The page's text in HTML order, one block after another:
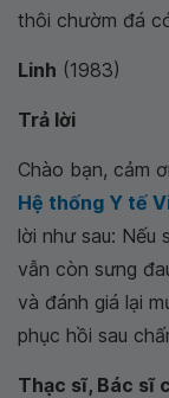
thôi chườm đá
Linh (1983)
Trả lời
Chào bạn, cảm
Hệ thống Y tế
lời như sau: Nếu
vẫn còn sưng
và đánh giá lại
phục hồi sau
Thạc sĩ, Bác sĩ